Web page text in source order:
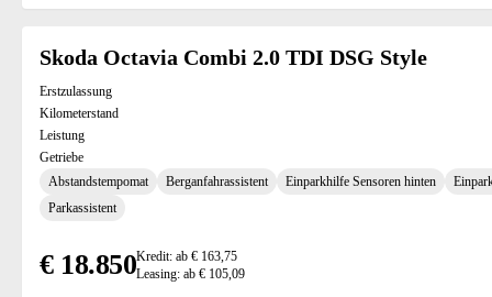
Skoda Octavia Combi 2.0 TDI DSG Style
Erstzulassung
Kilometerstand
Leistung
Getriebe
Abstandstempomat
Berganfahrassistent Einparkhilfe Sensoren hinten
Parkassistent
€ 18.850Kredit: ab € 163,75
Leasing: ab € 105,09